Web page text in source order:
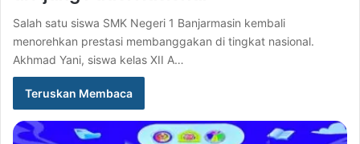
Salah satu siswa SMK Negeri 1 Banjarmasin kembali
menorehkan prestasi membanggakan di tingkat nasional.
Akhmad Yani, siswa kelas XII A…
Teruskan Membaca